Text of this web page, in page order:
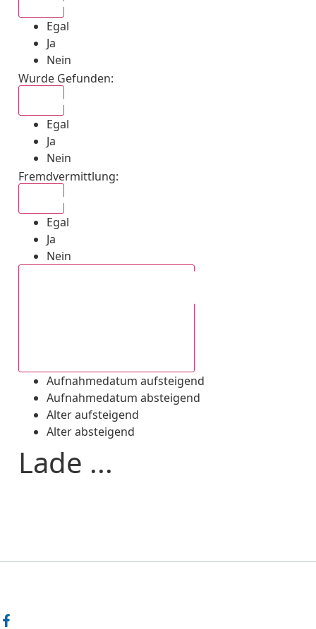
Egal
Ja
Nein
Wurde Gefunden:
Egal
Ja
Nein
Fremdvermittlung:
Egal
Ja
Nein
Aufnahmedatum aufsteigend
Aufnahmedatum absteigend
Alter aufsteigend
Alter absteigend
Lade ...